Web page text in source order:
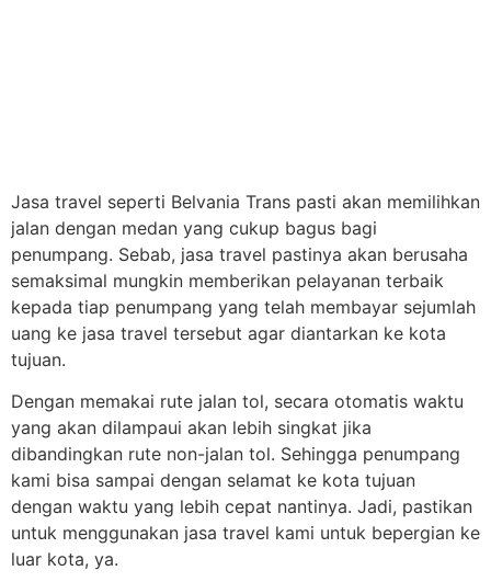
Jasa travel seperti Belvania Trans pasti akan memilihkan
jalan dengan medan yang cukup bagus bagi
penumpang. Sebab, jasa travel pastinya akan berusaha
semaksimal mungkin memberikan pelayanan terbaik
kepada tiap penumpang yang telah membayar sejumlah
uang ke jasa travel tersebut agar diantarkan ke kota
tujuan.
Dengan memakai rute jalan tol, secara otomatis waktu
yang akan dilampaui akan lebih singkat jika
dibandingkan rute non-jalan tol. Sehingga penumpang
kami bisa sampai dengan selamat ke kota tujuan
dengan waktu yang lebih cepat nantinya. Jadi, pastikan
untuk menggunakan jasa travel kami untuk bepergian ke
luar kota, ya.